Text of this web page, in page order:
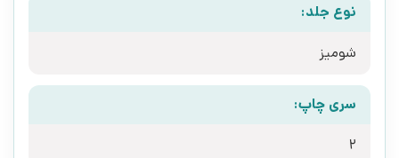
نوع جلد:
شومیز
سری چاپ:
2